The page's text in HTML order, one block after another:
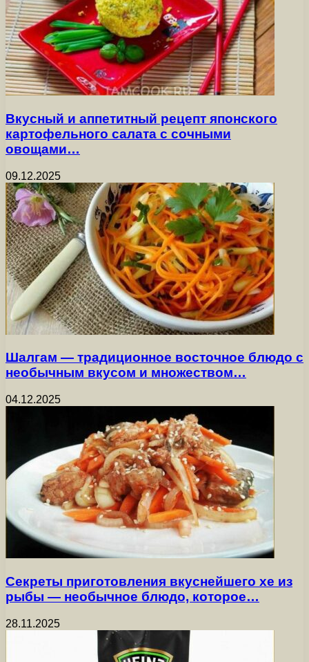
Вкусный и аппетитный рецепт японского
картофельного салата с сочными
овощами…
09.12.2025
Шалгам — традиционное восточное блюдо с
необычным вкусом и множеством…
04.12.2025
Секреты приготовления вкуснейшего хе из
рыбы — необычное блюдо, которое…
28.11.2025